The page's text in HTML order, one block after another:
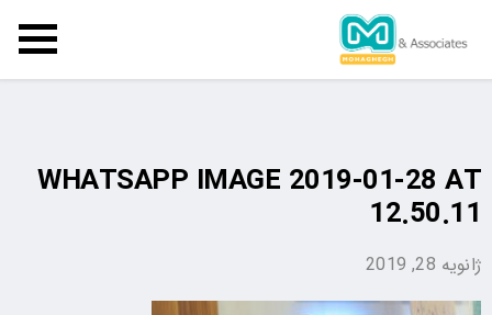
WHATSAPP IMAGE 2019-01-28 AT
12.50.11
ژانویه 28, 2019